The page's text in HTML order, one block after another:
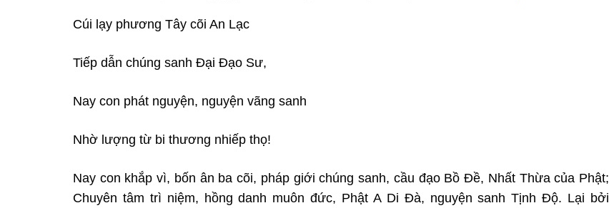
Cúi lạy phương Tây cõi An Lạc
Tiếp dẫn chúng sanh Đại Đạo Sư,
Nay con phát nguyện, nguyện vãng sanh
Nhờ lượng từ bi thương nhiếp thọ!
Nay con khắp vì, bốn ân ba cõi, pháp giới chúng sanh, cầu đạo Bồ Đề, Nhất Thừa của Phật;
Chuyên tâm trì niệm, hồng danh muôn đức, Phật A Di Đà, nguyện sanh Tịnh Độ. Lại bởi